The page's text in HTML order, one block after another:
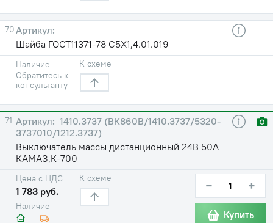
70
Шайба ГОСТ11371-78 С5X1,4.01.019
Наличие
Обратитесь к
консультанту
К схеме
71
1410.3737 (ВК860В/1410.3737/5320-
3737010/1212.3737)
Выключатель массы дистанционный 24В 50А
КАМАЗ,К-700
Наличие
Цена с НДС
1 783 руб.
К схеме − +
Купить